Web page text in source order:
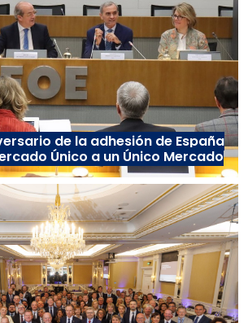
de la adhesión de España
Único a un Único Mercado